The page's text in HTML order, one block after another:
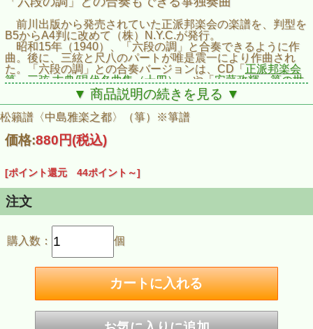
前川出版から発売されていた正派邦楽会の楽譜を、判型を
B5からA4判に改めて（株）N.Y.C.が発行。
昭和15年（1940）、「六段の調」と合奏できるように作
曲。後に、三絃と尺八のパートが唯是震一により作曲され
た。「六段の調」との合奏バージョンは、CD「 正派邦楽会
箏・三弦 古典/現代名曲集（十四）」や「安藤政輝 箏の世
」に収録。▼ 商品説明の続きを見る ▼
松籟譜〈中島雅楽之都〉（箏）※箏譜
価格:880円(税込)
[ポイント還元 44ポイント～]
注文
購入数： 個